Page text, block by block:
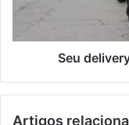
Seu
Artigos